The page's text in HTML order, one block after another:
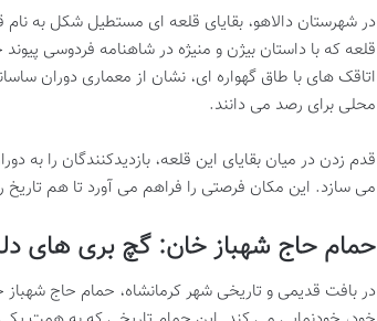
در شهرستان دالاهو، بقایای قلعه ای مستطیل شکل به نام
قلعه که با داستان بیژن و منیژه در شاهنامه فردوسی
اتاقک های با طاق گهواره ای، نشان از معماری دوران
محلی برای رصد می دانند.
قدم زدن در میان بقایای این قلعه، بازدیدکنندگان را به
می سازد. این مکان فرصتی را فراهم می آورد تا هم
حمام حاج شهباز خان: گچ بری های
در بافت قدیمی و تاریخی شهر کرمانشاه، حمام حاج شهباز